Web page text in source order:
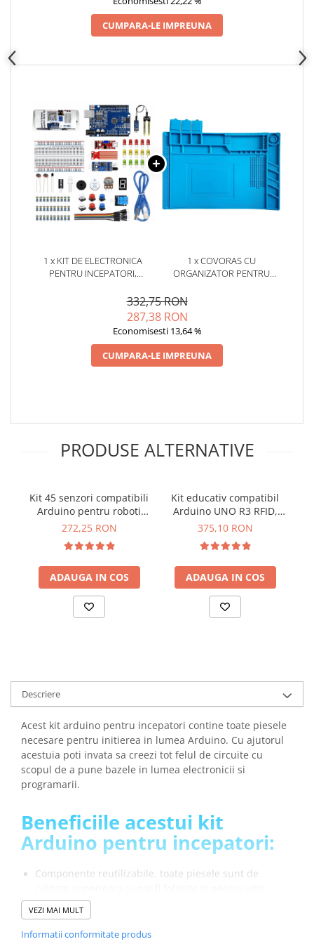
Descarcatoare de Supratensiune
Blocuri de Distributie
Stabilizatoare de Tensiune
Convertoare de Tensiune
Banda Izolatoare
Panouri Fotovoltaice
Smart Home
Intrerupatoare Smart
Module Smart Home
Lanterne de Mana
Aeroterme
Roboti de Pornire Auto
CUMPARA-LE IMPREUNA
1 x KIT DE ELECTRONICA
PENTRU INCEPATORI,
1 x COVORAS CU
ORGANIZATOR PENTRU
332,75 RON
287,38 RON
Economisesti 13,64 %
CUMPARA-LE IMPREUNA
PRODUSE ALTERNATIVE
Kit 45 senzori compatibili
Arduino pentru roboti
sau diverse proiecte,
272,25 RON
ADAUGA IN COS
Kit educativ compatibil
Arduino UNO R3 RFID,
Bitmi 10173
375,10 RON
ADAUGA IN COS
Descriere
Acest kit arduino pentru incepatori contine toate piesele
necesare pentru initierea in lumea Arduino. Cu ajutorul
acestuia poti invata sa creezi tot felul de circuite cu
scopul de a pune bazele in lumea electronicii si
programarii.
Beneficiile acestui kit
Arduino pentru incepatori:
Componente reutilizabile, toate piesele sunt de
proiecte viitoare.
Proiecte ghidate cu video si cod sursa, acces la un manual
detaliat in limba romana care iti ofera lectii pas cu pas pentru
VEZI MAI MULT
Informatii conformitate produs